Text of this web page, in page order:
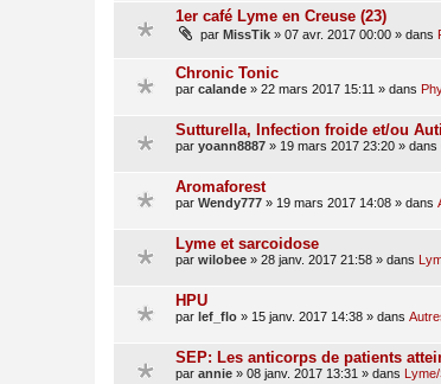
1er café Lyme en Creuse (23)
par MissTik » 07 avr. 2017 00:00 » dans
Chronic Tonic
par calande » 22 mars 2017 15:11 » dans
Sutturella, Infection froide et/ou
par yoann8887 » 19 mars 2017 23:20 » dans
Aromaforest
par Wendy777 » 19 mars 2017 14:08 » dans
Lyme et sarcoidose
par wilobee » 28 janv. 2017 21:58 » dans
HPU
par lef_flo » 15 janv. 2017 14:38 » dans
SEP: Les anticorps de patients
par annie » 08 janv. 2017 13:31 » dans